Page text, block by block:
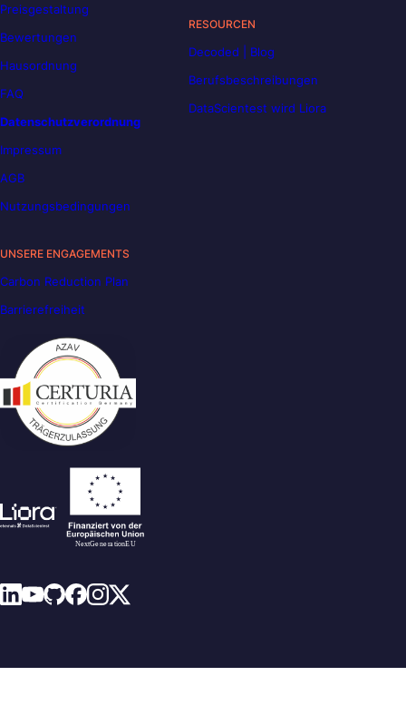
Preisgestaltung
Bewertungen
Hausordnung
FAQ
Datenschutzverordnung
Impressum
AGB
Nutzungsbedingungen
RESOURCEN
Decoded | Blog
Berufsbeschreibungen
DataScientest wird Liora
UNSERE ENGAGEMENTS
Carbon Reduction Plan
Barrierefreiheit